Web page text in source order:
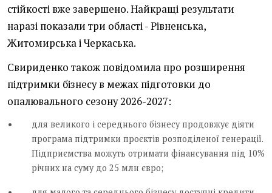
стійкості вже завершено. Найкращі результати
наразі показали три області - Рівненська,
Житомирська і Черкаська.
Свириденко також повідомила про розширення
підтримки бізнесу в межах підготовки до
опалювального сезону 2026-2027:
для великого і середнього бізнесу продовжує діяти
програма підтримки проєктів розподіленої генерації.
Підприємства можуть отримати фінансування під 10%
річних на суму до 25 млн євро;